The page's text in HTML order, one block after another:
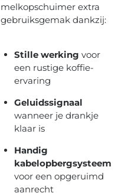
melkopschuimer extra
gebruiksgemak dankzij:
Stille werking voor
een rustige koffie-
ervaring
Geluidssignaal
wanneer je drankje
klaar is
Handig
kabelopbergsysteem
voor een opgeruimd
aanrecht